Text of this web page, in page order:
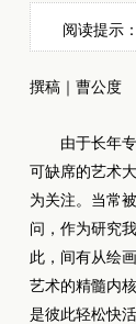
阅读提示
撰稿｜曹公度
由于长年专
可缺席的艺术
为关注。当常
问，作为研究
此，间有从绘
艺术的精髓内
是彼此轻松快